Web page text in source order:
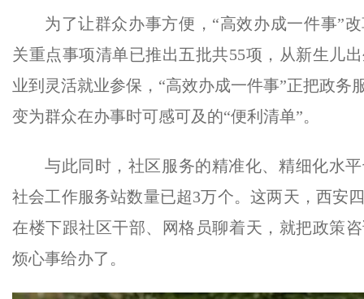
为了让群众办事方便，“高效办成一件事”
关重点事项清单已推出五批共55项，从新生儿
业到灵活就业参保，“高效办成一件事”正把政务
变为群众在办事时可感可及的“便利清单”。
与此同时，社区服务的精准化、精细化水
社会工作服务站数量已超3万个。这两天，西安
在楼下跟社区干部、网格员聊着天，就把政策
烦心事给办了。